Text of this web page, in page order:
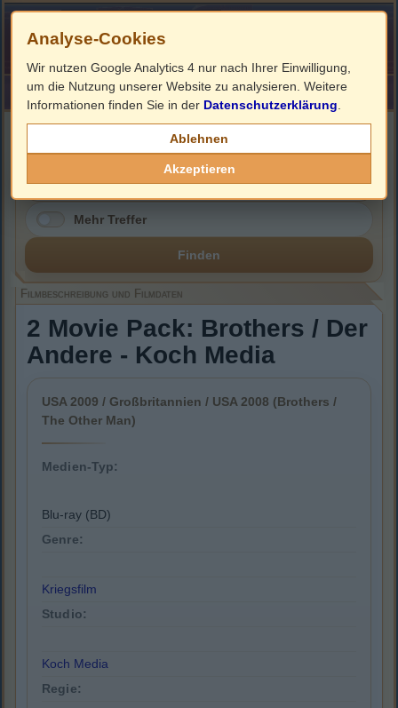
HOME ImpressumLinks
Filmbeschreibung, Cover & Blu-ray Infos
Mehr Treffer
Finden
Filmbeschreibung und Filmdaten
2 Movie Pack: Brothers / Der
Andere - Koch Media
USA 2009 / Großbritannien / USA 2008 (Brothers /
The Other Man)
Medien-Typ:
Blu-ray (BD)
Genre:
Kriegsfilm
Studio:
Koch Media
Regie:
Analyse-Cookies
Wir nutzen Google Analytics 4 nur nach Ihrer Einwilligung,
um die Nutzung unserer Website zu analysieren. Weitere
Informationen finden Sie in der Datenschutzerklärung
Ablehnen
Akzeptieren